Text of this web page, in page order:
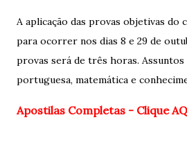
A aplicação das provas objetivas do
para ocorrer nos dias 8 e 29 de
provas será de três horas. Assuntos
portuguesa, matemática e
Apostilas Completas - Clique